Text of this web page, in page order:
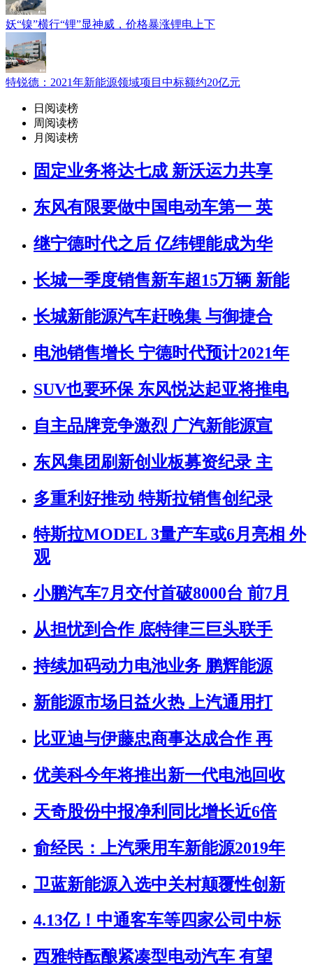
妖“镍”横行“锂”显神威，价格暴涨锂电上下
特锐德：2021年新能源领域项目中标额约20亿元
日阅读榜
周阅读榜
月阅读榜
固定业务将达七成 新沃运力共享
东风有限要做中国电动车第一 英
继宁德时代之后 亿纬锂能成为华
长城一季度销售新车超15万辆 新能
长城新能源汽车赶晚集 与御捷合
电池销售增长 宁德时代预计2021年
SUV也要环保 东风悦达起亚将推电
自主品牌竞争激烈 广汽新能源宣
东风集团刷新创业板募资纪录 主
多重利好推动 特斯拉销售创纪录
特斯拉MODEL 3量产车或6月亮相 外
观
小鹏汽车7月交付首破8000台 前7月
从担忧到合作 底特律三巨头联手
持续加码动力电池业务 鹏辉能源
新能源市场日益火热 上汽通用打
比亚迪与伊藤忠商事达成合作 再
优美科今年将推出新一代电池回收
天奇股份中报净利同比增长近6倍
俞经民：上汽乘用车新能源2019年
卫蓝新能源入选中关村颠覆性创新
4.13亿！中通客车等四家公司中标
西雅特酝酿紧凑型电动汽车 有望